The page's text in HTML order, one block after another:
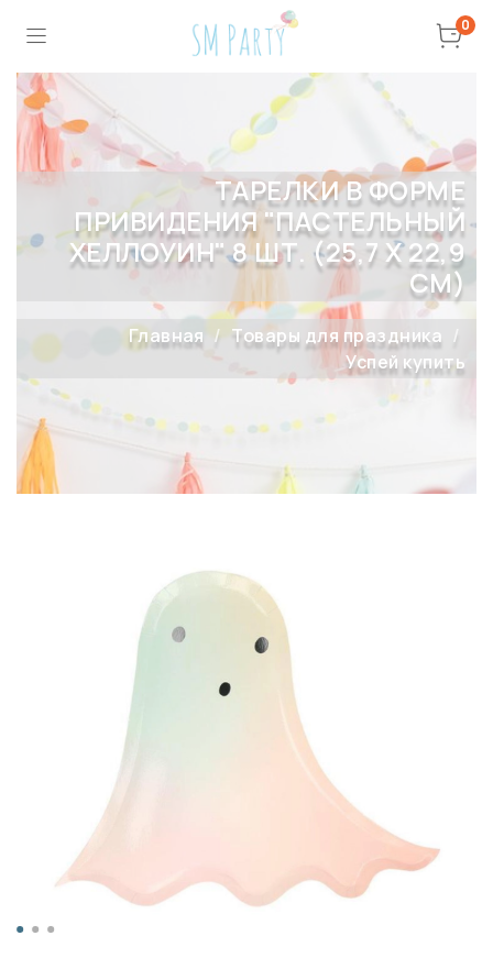
0
ТАРЕЛКИ В ФОРМЕ
ПРИВИДЕНИЯ "ПАСТЕЛЬНЫЙ
ХЕЛЛОУИН" 8 ШТ. (25,7 Х 22,9
СМ)
Главная
Товары для праздника
Успей купить